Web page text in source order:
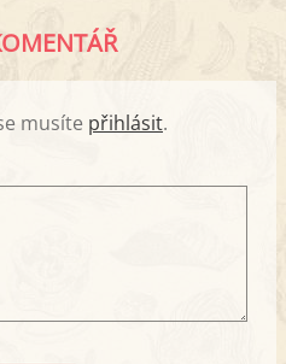
musíte přihlásit.